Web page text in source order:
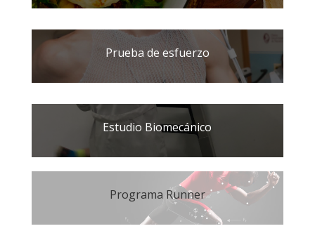
Prueba de esfuerzo
Estudio Biomecánico
Programa Runner